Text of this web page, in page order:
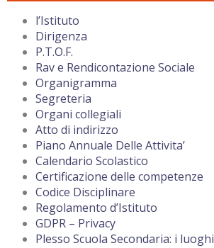
l’Istituto
Dirigenza
P.T.O.F.
Rav e Rendicontazione Sociale
Organigramma
Segreteria
Organi collegiali
Atto di indirizzo
Piano Annuale Delle Attivita’
Calendario Scolastico
Certificazione delle competenze
Codice Disciplinare
Regolamento d’Istituto
GDPR – Privacy
Plesso Scuola Secondaria: i luoghi